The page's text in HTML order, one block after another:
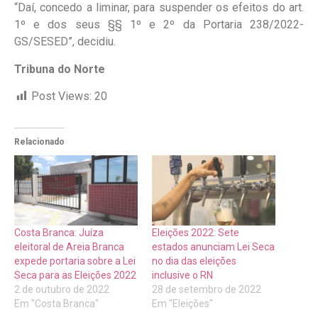
“Daí, concedo a liminar, para suspender os efeitos do art.
1º e dos seus §§ 1º e 2º da Portaria 238/2022-
GS/SESED”, decidiu.
Tribuna do Norte
Post Views: 20
Relacionado
Costa Branca: Juíza
eleitoral de Areia Branca
expede portaria sobre a Lei
Seca para as Eleições 2022
2 de outubro de 2022
Em "Costa Branca"
Eleições 2022: Sete
estados anunciam Lei Seca
no dia das eleições
inclusive o RN
28 de setembro de 2022
Em "Eleições"